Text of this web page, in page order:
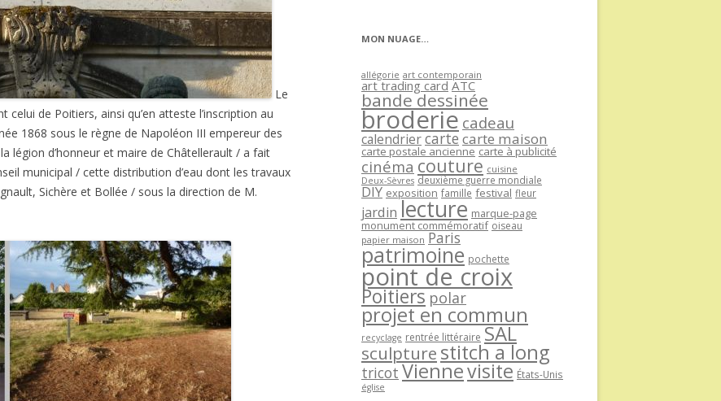
Le
celui de Poitiers, ainsi qu’en atteste l’inscription au
1868 sous le règne de Napoléon III empereur des
légion d’honneur et maire de Châtellerault / a fait
municipal / cette distribution d’eau dont les travaux
Sichère et Bollée / sous la direction de M.
MON NUAGE…
allégorie art contemporain
art trading card ATC
bande dessinée
broderie cadeau
calendriercartecarte maison
carte postale ancienne carte à publicité
cinéma couture cuisine
Deux-Sèvres deuxième guerre mondiale
DIY exposition famille festival fleur
jardin lecture marque-page
monument commémoratif oiseau
papier maison Paris
patrimoine pochette
point de croix
Poitiers polar
projet en commun
recyclage rentrée littéraire SAL
sculpture stitch a long
tricot Viennevisite États-Unis
église